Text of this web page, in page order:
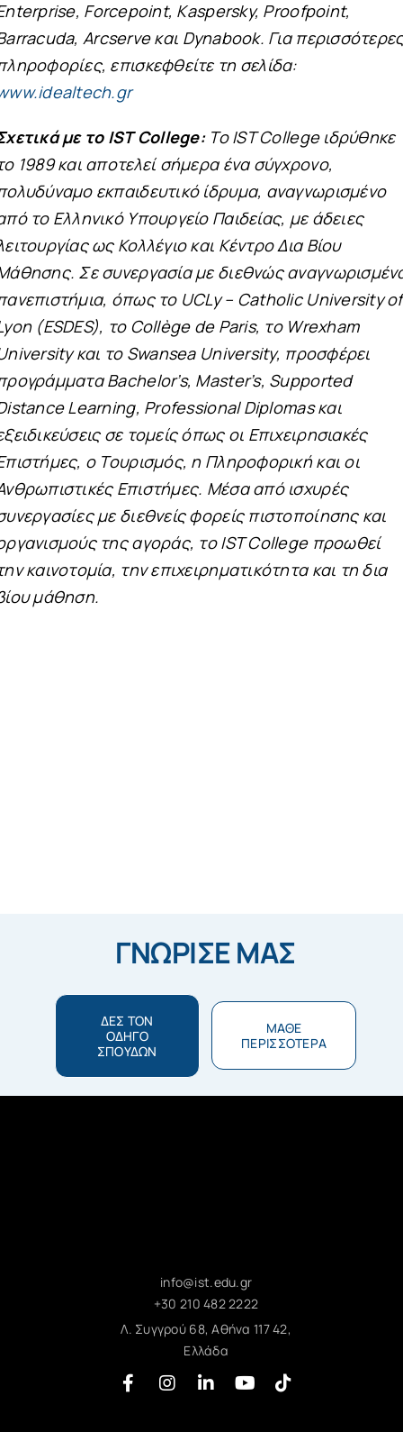
, Forcepoint, Kaspersky, Proofpoint,
, Arcserveκαι Dynabook. Για
επισκεφθείτε τη σελίδα:
με το IST College: Το IST College ιδρύθηκε
1989 και αποτελεί σήμερα ένα σύγχρονο,
εκπαιδευτικό ίδρυμα, αναγνωρισμένο
το Ελληνικό Υπουργείο Παιδείας, με άδειες
ως Κολλέγιο και Κέντρο Δια Βίου
Σε συνεργασία με διεθνώς
όπως το UCLy – Catholic University of
(ESDES), το Collège de Paris, το Wrexham
και το Swansea University, προσφέρει
Bachelor’s, Master’s, Supported
Learning, Professional Diplomas και
σε τομείς όπως οι Επιχειρησιακές
ο Τουρισμός, η Πληροφορική και οι
Επιστήμες. Μέσα από ισχυρές
με διεθνείς φορείς πιστοποίησης και
της αγοράς, το IST College προωθεί
καινοτομία, την επιχειρηματικότητα και τη δια
μάθηση.
ΓΝΩΡΙΣΕ ΜΑΣ
ΔΕΣ ΤΟΝ
ΟΔΗΓΟ
ΣΠΟΥΔΩΝ
ΜΑΘΕ
ΠΕΡΙΣΣΟΤΕΡΑ
info@ist.edu.gr
+30 210 482 2222
Λ. Συγγρού 68, Αθήνα 117 42,
Ελλάδα